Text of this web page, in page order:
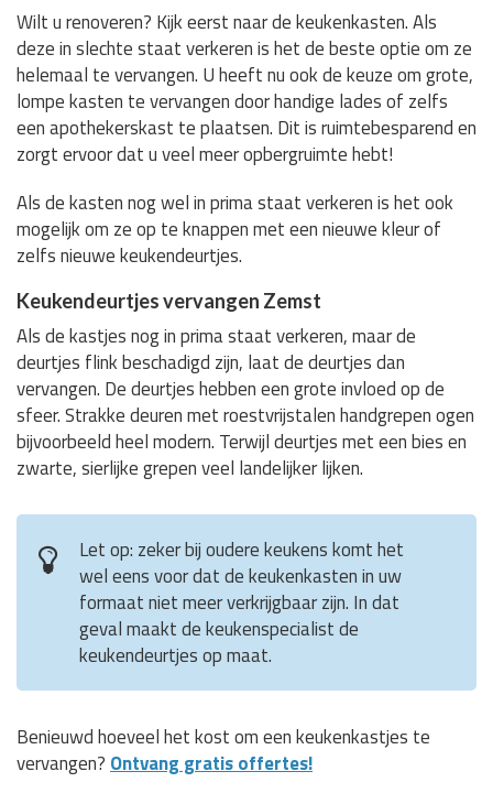
Wilt u renoveren? Kijk eerst naar de keukenkasten. Als
deze in slechte staat verkeren is het de beste optie om ze
helemaal te vervangen. U heeft nu ook de keuze om grote,
lompe kasten te vervangen door handige lades of zelfs
een apothekerskast te plaatsen. Dit is ruimtebesparend en
zorgt ervoor dat u veel meer opbergruimte hebt!
Als de kasten nog wel in prima staat verkeren is het ook
mogelijk om ze op te knappen met een nieuwe kleur of
zelfs nieuwe keukendeurtjes.
Keukendeurtjes vervangen Zemst
Als de kastjes nog in prima staat verkeren, maar de
deurtjes flink beschadigd zijn, laat de deurtjes dan
vervangen. De deurtjes hebben een grote invloed op de
sfeer. Strakke deuren met roestvrijstalen handgrepen ogen
bijvoorbeeld heel modern. Terwijl deurtjes met een bies en
zwarte, sierlijke grepen veel landelijker lijken.
Let op: zeker bij oudere keukens komt het
wel eens voor dat de keukenkasten in uw
formaat niet meer verkrijgbaar zijn. In dat
geval maakt de keukenspecialist de
keukendeurtjes op maat.
Benieuwd hoeveel het kost om een keukenkastjes te
vervangen? Ontvang gratis offertes!